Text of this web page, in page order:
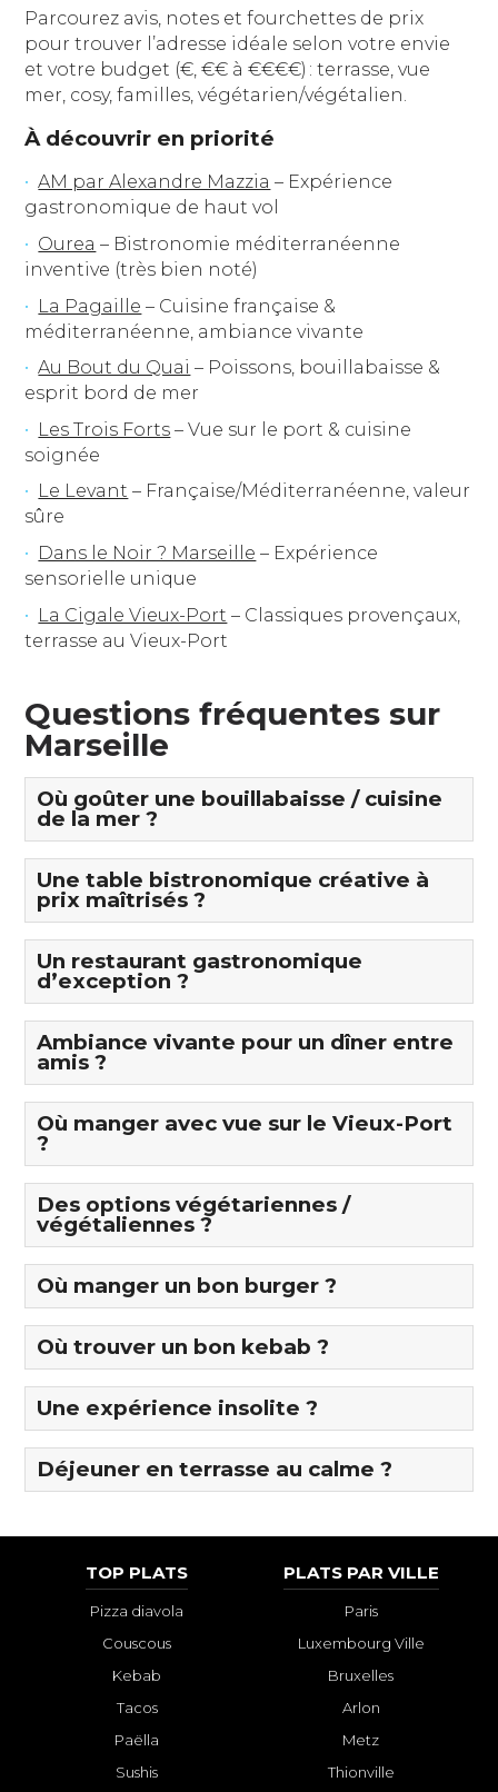
Parcourez avis, notes et fourchettes de prix
pour trouver l’adresse idéale selon votre envie
et votre budget (€, €€ à €€€€) : terrasse, vue
mer, cosy, familles, végétarien/végétalien.
À découvrir en priorité
AM par Alexandre Mazzia – Expérience
gastronomique de haut vol
Ourea – Bistronomie méditerranéenne
inventive (très bien noté)
La Pagaille – Cuisine française &
méditerranéenne, ambiance vivante
Au Bout du Quai – Poissons, bouillabaisse &
esprit bord de mer
Les Trois Forts – Vue sur le port & cuisine
soignée
Le Levant – Française/Méditerranéenne, valeur
sûre
Dans le Noir ? Marseille – Expérience
sensorielle unique
La Cigale Vieux-Port – Classiques provençaux,
terrasse au Vieux-Port
Questions fréquentes sur
Marseille
Où goûter une bouillabaisse / cuisine
de la mer ?
Une table bistronomique créative à
prix maîtrisés ?
Un restaurant gastronomique
d’exception ?
Ambiance vivante pour un dîner entre
amis ?
Où manger avec vue sur le Vieux-Port
?
Des options végétariennes /
végétaliennes ?
Où manger un bon burger ?
Où trouver un bon kebab ?
Une expérience insolite ?
Déjeuner en terrasse au calme ?
TOP PLATS
Pizza diavola
Couscous
Kebab
Tacos
Paëlla
Sushis
PLATS PAR VILLE
Paris
Luxembourg Ville
Bruxelles
Arlon
Metz
Thionville